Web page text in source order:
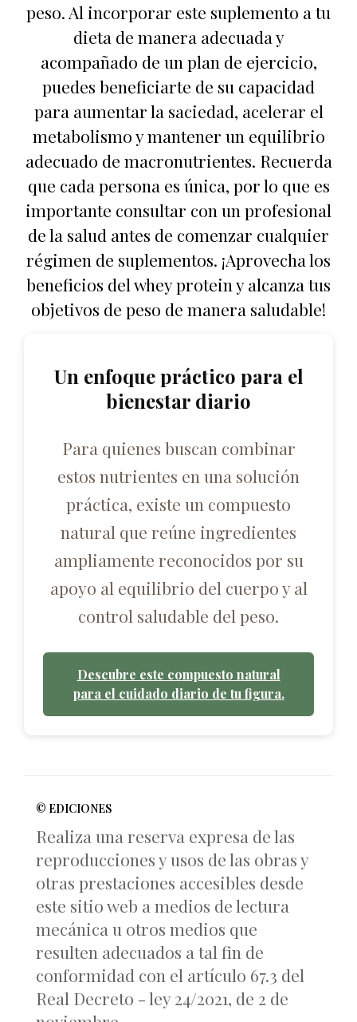
peso. Al incorporar este suplemento a tu
dieta de manera adecuada y
acompañado de un plan de ejercicio,
puedes beneficiarte de su capacidad
para aumentar la saciedad, acelerar el
metabolismo y mantener un equilibrio
adecuado de macronutrientes. Recuerda
que cada persona es única, por lo que es
importante consultar con un profesional
de la salud antes de comenzar cualquier
régimen de suplementos. ¡Aprovecha los
beneficios del whey protein y alcanza tus
objetivos de peso de manera saludable!
Un enfoque práctico para el
bienestar diario
Para quienes buscan combinar
estos nutrientes en una solución
práctica, existe un compuesto
natural que reúne ingredientes
ampliamente reconocidos por su
apoyo al equilibrio del cuerpo y al
control saludable del peso.
Descubre este compuesto natural
para el cuidado diario de tu figura.
© EDICIONES
Realiza una reserva expresa de las
reproducciones y usos de las obras y
otras prestaciones accesibles desde
este sitio web a medios de lectura
mecánica u otros medios que
resulten adecuados a tal fin de
conformidad con el artículo 67.3 del
Real Decreto - ley 24/2021, de 2 de